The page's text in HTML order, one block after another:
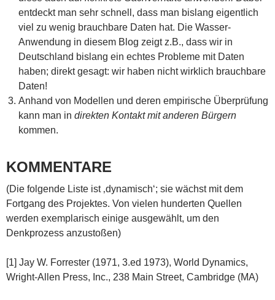
entdeckt man sehr schnell, dass man bislang eigentlich
viel zu wenig brauchbare Daten hat. Die Wasser-
Anwendung in diesem Blog zeigt z.B., dass wir in
Deutschland bislang ein echtes Probleme mit Daten
haben; direkt gesagt: wir haben nicht wirklich brauchbare
Daten!
Anhand von Modellen und deren empirische Überprüfung
kann man in direkten Kontakt mit anderen Bürgern
kommen.
KOMMENTARE
(Die folgende Liste ist ‚dynamisch‘; sie wächst mit dem
Fortgang des Projektes. Von vielen hunderten Quellen
werden exemplarisch einige ausgewählt, um den
Denkprozess anzustoßen)
[1] Jay W. Forrester (1971, 3.ed 1973), World Dynamics,
Wright-Allen Press, Inc., 238 Main Street, Cambridge (MA)